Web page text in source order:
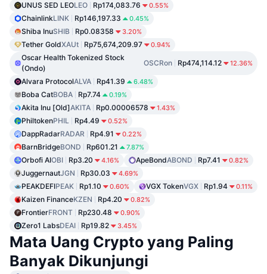
UNUS SED LEOLEO Rp174,083.76 0.55%
ChainlinkLINK Rp146,197.33 0.45%
Shiba InuSHIB Rp0.08358 3.20%
Tether GoldXAUt Rp75,674,209.97 0.94%
Oscar Health Tokenized Stock
(Ondo)
OSCRon Rp474,114.12 12.36%
Alvara ProtocolALVA Rp41.39 6.48%
Boba CatBOBA Rp7.74 0.19%
Akita Inu [Old]AKITA Rp0.00006578 1.43%
PhiltokenPHIL Rp4.49 0.52%
DappRadarRADAR Rp4.91 0.22%
BarnBridgeBOND Rp601.21 7.87%
Orbofi AIOBI Rp3.20 4.16% ApeBondABOND Rp7.41 0.82%
JuggernautJGN Rp30.03 4.69%
PEAKDEFIPEAK Rp1.10 0.60% VGX TokenVGX Rp1.94 0.11%
Kaizen FinanceKZEN Rp4.20 0.82%
FrontierFRONT Rp230.48 0.90%
Zero1 LabsDEAI Rp19.82 3.45%
Mata Uang Crypto yang Paling
Banyak Dikunjungi